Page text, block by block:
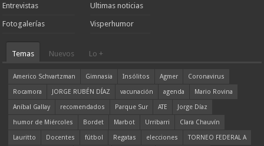
Entrevistas
Fotogalerías
Ultimas noticias
Visperhumor
Temas Nuevos Lo +
Americo Schvartzman Gimnasia Insólitos Agmer
Coronavirus
Rocamora
JORGE RUBÉN DÍAZ vacunación agenda
Mario Rovina
Aníbal Gallay
recomendados Parque Sur ATE
Jorge Díaz
humor de Miércoles
Bordet Marbot Urribarri
Clara Chauvín
Lauritto
Docentes fútbol Regatas elecciones TORNEO FEDERAL A